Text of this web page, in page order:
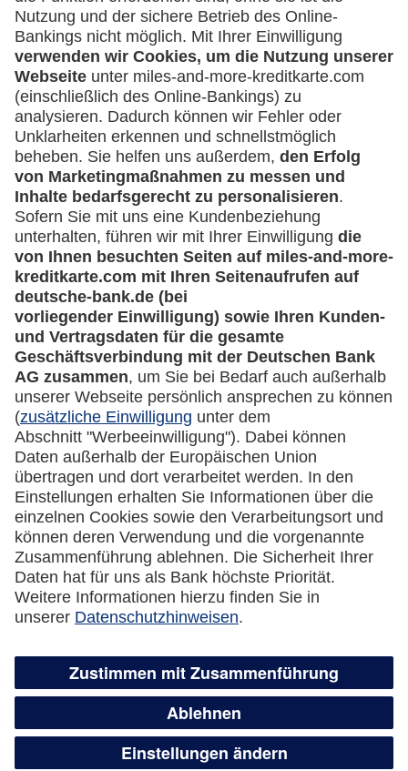
Service
Häufige Fragen
Downloadcenter
Kontakt
Mehr
Kreditkarten-Banking
miles-and-more.com
lufthansa.com
Rechtliches
Impressum
Datenschutz
Cookie Einstellungen
Vertrag widerrufen